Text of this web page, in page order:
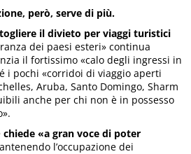
però, serve di più.
togliere il divieto per viaggi turistici
dei paesi esteri» continua
il fortissimo «calo degli ingressi in
i pochi «corridoi di viaggio aperti
Aruba, Santo Domingo, Sharm
anche per chi non è in possesso
chiede «a gran voce di poter
l’occupazione dei